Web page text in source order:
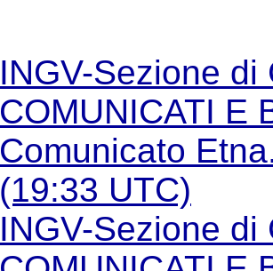
INGV-Sezione
COMUNICATI E
Comunicato
(19:33 UTC)
INGV-Sezione